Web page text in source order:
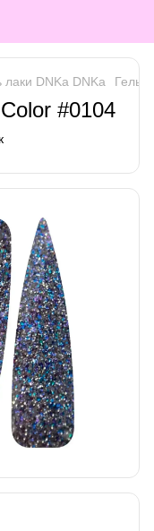
лаки DNKa DNKa Гель
#0104